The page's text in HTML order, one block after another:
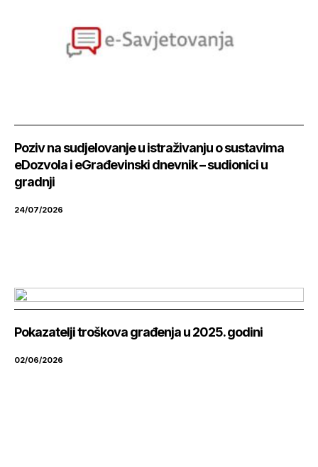
Poziv na sudjelovanje u istraživanju o sustavima
eDozvola i eGrađevinski dnevnik – sudionici u
gradnji
24/07/2026
Pokazatelji troškova građenja u 2025. godini
02/06/2026